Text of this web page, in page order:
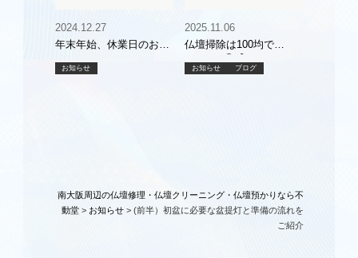
年末年始、休業日のお知
2024.12.27
お知らせ
仏壇掃除は100均で
編】安く・簡単にできる
2025.11.06
お知らせ ブログ
南大阪周辺の仏壇修理・仏壇クリーニング・仏壇預かりなら不
動堂> お知らせ> (前半）初盆に必要な盆提灯と準備の流れを
ご紹介